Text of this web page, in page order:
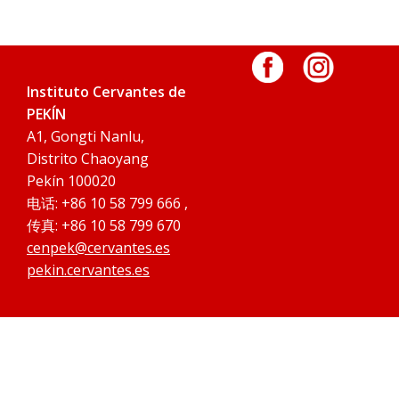
Instituto Cervantes de
PEKÍN
A1, Gongti Nanlu,
Distrito Chaoyang
Pekín 100020
电话: +86 10 58 799 666 ,
传真: +86 10 58 799 670
cenpek@cervantes.es
pekin.cervantes.es